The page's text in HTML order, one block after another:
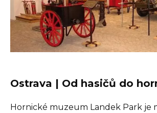
Ostrava | Od hasičů do
Hornické muzeum Landek Park je